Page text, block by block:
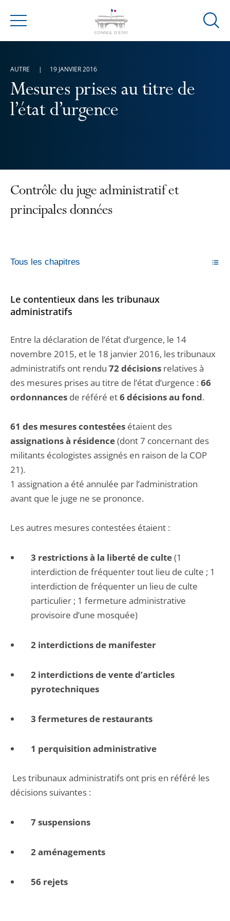
Menu
Ouvrir
Mesures prises au titre de
l’état d’urgence
AUTRE 19 JANVIER 2016
Contrôle du juge administratif et
principales données
Tous les chapitres
Le contentieux dans les tribunaux
administratifs
Entre la déclaration de l’état d’urgence, le 14
novembre 2015, et le 18 janvier 2016, les tribunaux
administratifs ont rendu 72 décisions relatives à
des mesures prises au titre de l’état d’urgence : 66
ordonnances de référé et6 décisions au fond.
61 des mesures contestées étaient des
assignations à résidence(dont 7 concernant des
militants écologistes assignés en raison de la COP
21).
1 assignation a été annulée par l’administration
avant que le juge ne se prononce.
Les autres mesures contestées étaient :
3 restrictions à la liberté de culte(1
interdiction de fréquenter tout lieu de culte ; 1
interdiction de fréquenter un lieu de culte
particulier ; 1 fermeture administrative
provisoire d’une mosquée)
2 interdictions de manifester
2 interdictions de vente d’articles
pyrotechniques
3 fermetures de restaurants
1 perquisition administrative
Les tribunaux administratifs ont pris en référé les
décisions suivantes :
7 suspensions
2 aménagements
56 rejets